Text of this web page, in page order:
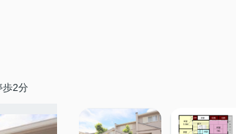
歩2分